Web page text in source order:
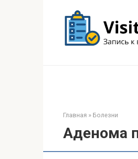
Главная » Болезни
Аденома